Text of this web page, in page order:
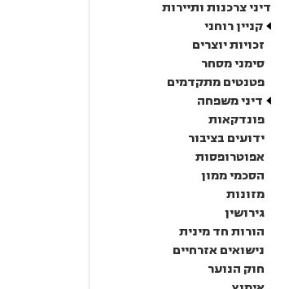
דיני צרכנות ותיירות
קניין רוחני
זכויות יוצרים
סימני מסחר
פטנטים מתקדמים
דיני משפחה
פונדקאות
ידועים בציבור
אפוטרופסות
הסכמי ממון
מזונות
גירושין
הורות חד מינית
נישואים אזרחיים
חוק הנוער